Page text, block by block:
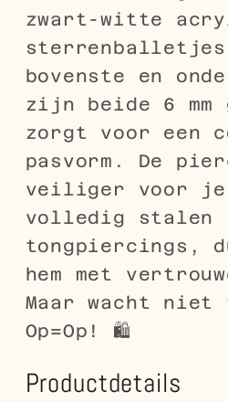
zwart-witte
bovenste en
zijn beide 6 mm
zorgt voor een
pasvorm. De
veiliger voor je
volledig stalen
tongpiercings,
hem met
Maar wacht
Op=Op! 🛍️
Productdetails